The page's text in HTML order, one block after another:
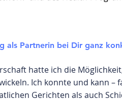
als Partnerin bei Dir ganz
hatte ich die
Ich konnte und kann –
Gerichten als auch